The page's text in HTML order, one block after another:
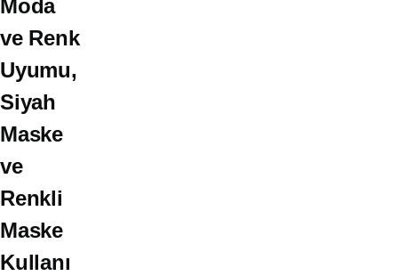
Moda
ve Renk
Uyumu,
Siyah
Maske
ve
Renkli
Maske
Kullanı